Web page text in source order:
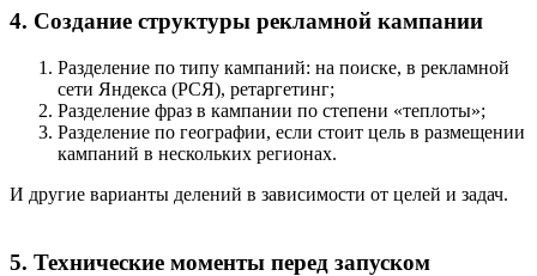
4. Создание структуры рекламной кампании
Разделение по типу кампаний: на поиске, в рекламной
сети Яндекса (РСЯ), ретаргетинг;
Разделение фраз в кампании по степени «теплоты»;
Разделение по географии, если стоит цель в размещении
кампаний в нескольких регионах.
И другие варианты делений в зависимости от целей и задач.
5. Технические моменты перед запуском